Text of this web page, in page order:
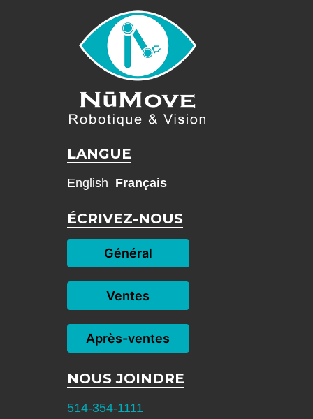
LANGUE
English Français
ÉCRIVEZ-NOUS
Général
Ventes
Après-ventes
NOUS JOINDRE
514-354-1111